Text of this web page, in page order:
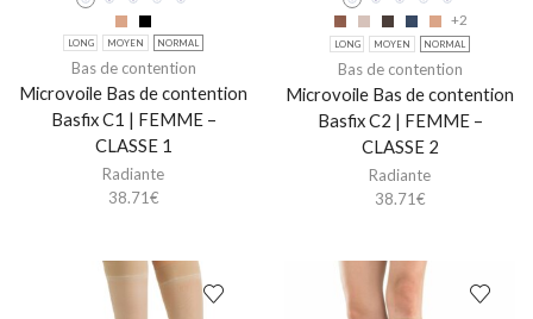
LONG MOYEN NORMAL
Bas de contention
Microvoile Bas de contention
Basfix C1 | FEMME –
CLASSE 1
Radiante
38.71€
+2
LONG MOYEN NORMAL
Bas de contention
Microvoile Bas de contention
Basfix C2 | FEMME –
CLASSE 2
Radiante
38.71€